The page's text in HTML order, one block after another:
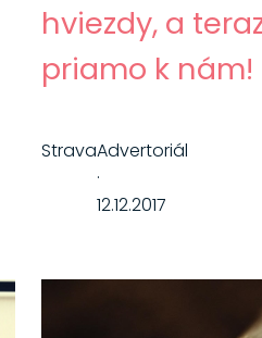
hviezdy, a
priamo k nám!
StravaAdvertoriál
·
12.12.2017